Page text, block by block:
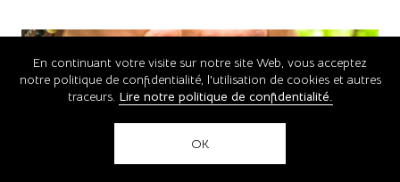
En continuant votre visite sur notre site Web, vous acceptez
notre politique de confidentialité, l'utilisation de cookies et autres
traceurs. Lire notre politique de confidentialité.
OK